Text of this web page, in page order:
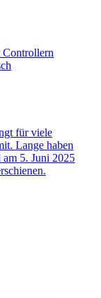
für viele
Lange haben
am 5. Juni 2025